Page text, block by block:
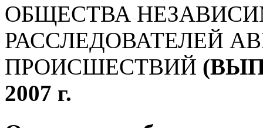
ОБЩЕСТВА
РАССЛЕДОВАТЕЛЕЙ
ПРОИСШЕСТВИЙ
2007 г.